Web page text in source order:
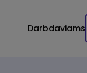
Darbdaviams